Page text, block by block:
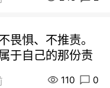
畏惧、不推责。
于自己的那份责
110 0